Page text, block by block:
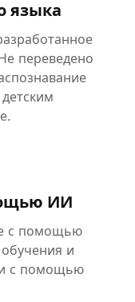
языка
переведено
ИИ
с помощью
и
с помощью